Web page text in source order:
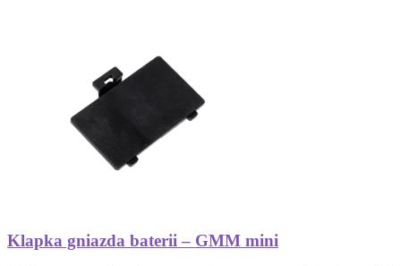
Klapka gniazda baterii – GMM mini